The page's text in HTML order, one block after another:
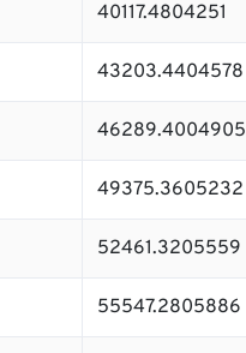
40117.4804251
43203.4404578
46289.4004905
49375.3605232
52461.3205559
55547.2805886